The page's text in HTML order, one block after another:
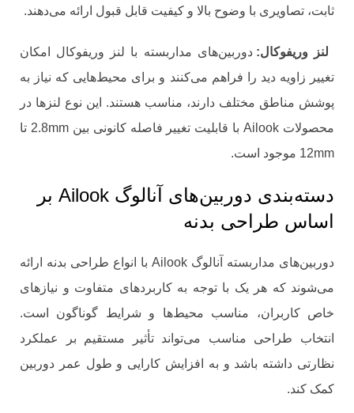
ثابت، تصاویری با وضوح بالا و کیفیت قابل قبول ارائه می‌دهند.
لنز وریفوکال: دوربین‌های مداربسته با لنز وریفوکال امکان
تغییر زاویه دید را فراهم می‌کنند و برای محیط‌هایی که نیاز به
پوشش مناطق مختلف دارند، مناسب هستند. این نوع لنزها در
محصولات Ailook با قابلیت تغییر فاصله کانونی بین 2.8mm تا
12mm موجود است.
دسته‌بندی دوربین‌های آنالوگ Ailook بر
اساس طراحی بدنه
دوربین‌های مداربسته آنالوگ Ailook با انواع طراحی بدنه ارائه
می‌شوند که هر یک با توجه به کاربردهای متفاوت و نیازهای
خاص کاربران، مناسب محیط‌ها و شرایط گوناگون است.
انتخاب طراحی مناسب می‌تواند تأثیر مستقیم بر عملکرد
نظارتی داشته باشد و به افزایش کارایی و طول عمر دوربین
کمک کند.